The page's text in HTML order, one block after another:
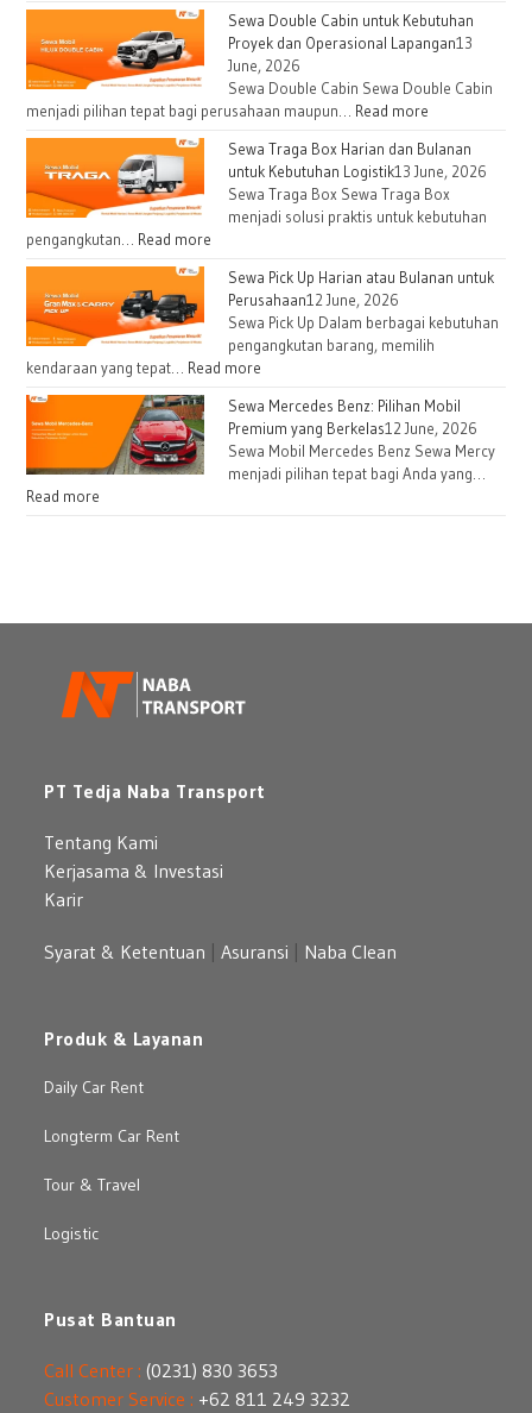
Sewa Double Cabin untuk Kebutuhan
Proyek dan Operasional Lapangan13
June, 2026
Sewa Double Cabin Sewa Double Cabin
menjadi pilihan tepat bagi perusahaan maupun… Read more
Sewa Traga Box Harian dan Bulanan
untuk Kebutuhan Logistik13 June, 2026
Sewa Traga Box Sewa Traga Box
menjadi solusi praktis untuk kebutuhan
pengangkutan… Read more
Sewa Pick Up Harian atau Bulanan untuk
Perusahaan12 June, 2026
Sewa Pick Up Dalam berbagai kebutuhan
pengangkutan barang, memilih
kendaraan yang tepat… Read more
Sewa Mercedes Benz: Pilihan Mobil
Premium yang Berkelas12 June, 2026
Sewa Mobil Mercedes Benz Sewa Mercy
menjadi pilihan tepat bagi Anda yang…
Read more
PT Tedja Naba Transport
Tentang Kami
Kerjasama & Investasi
Karir
Syarat & Ketentuan |Asuransi Naba Clean
Produk & Layanan
Daily Car Rent
Longterm Car Rent
Tour & Travel
Logistic
Pusat Bantuan
Call Center : (0231) 830 3653
Customer Service : +62 811 249 3232